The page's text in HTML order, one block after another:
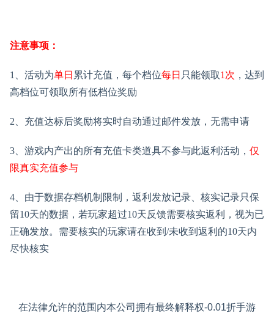
注意事项：
1、活动为单日 累计充值，每个档位每日 只能领取1次 ，达到
高档位可领取所有低档位奖励
2、充值达标后奖励将实时自动通过邮件发放，无需申请
3、游戏内产出的所有充值卡类道具不参与此返利活动， 仅
限真实充值参与
4、 由于数据存档机制限制，返利发放记录、核实记录只保
留10天的数据，若玩家超过10天反馈需要核实返利，视为已
正确发放。需要核实的玩家请在收到 /未收到 返利 的10天内
尽快核实
在法律允许的范围内本公司拥有最终解释权-0.01折手游